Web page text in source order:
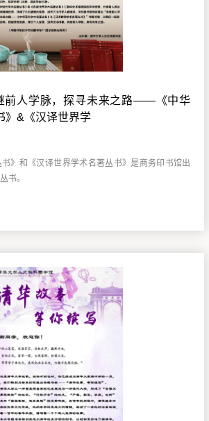
前人学脉，探寻未来之路——《中华
》&《汉译世界学
书》和《汉译世界学术名著丛书》是商务印书馆出
书。